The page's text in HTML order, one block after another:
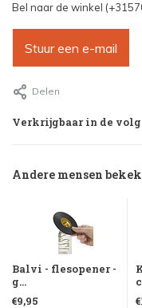
Bel naar de winkel
Stuur een e-mail
Delen
Verkrijgbaar in de
Andere mensen
Balvi - flesopener -
g...
€9,95